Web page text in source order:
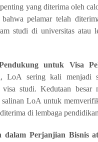
yang diterima oleh
bahwa pelamar telah
studi di universitas atau
untuk Visa
LoA sering kali menjadi
visa studi. Kedutaan besar
salinan LoA untuk
di lembaga
dalam Perjanjian Bisnis